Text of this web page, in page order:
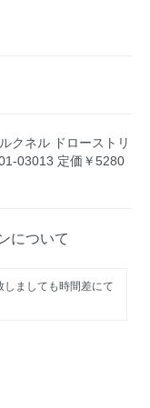
クネル ドローストリ
03013 定価￥5280
について
ましても時間差にて